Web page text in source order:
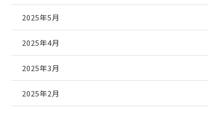
2025年5月
2025年4月
2025年3月
2025年2月